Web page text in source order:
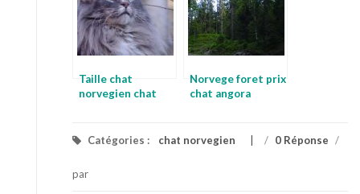
Taille chat
norvegien chat
Norvege foret prix
chat angora
Catégories : chat norvegien / 0 Réponse /
par